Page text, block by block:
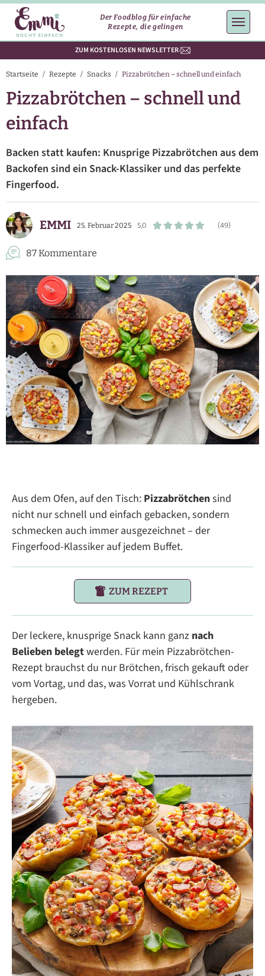
Der Foodblog für einfache
Rezepte, die gelingen
ZUM KOSTENLOSEN NEWSLETTER
Startseite / Rezepte / Snacks / Pizzabrötchen – schnell und einfach
Pizzabrötchen – schnell und
einfach
Backen statt kaufen: Knusprige Pizzabrötchen aus dem
Backofen sind ein Snack-Klassiker und das perfekte
Fingerfood.
EMMI 25. Februar 2025 5,0 (49)
87 Kommentare
Aus dem Ofen, auf den Tisch: Pizzabrötchensind
nicht nur schnell und einfach gebacken, sondern
schmecken auch immer ausgezeichnet – der
Fingerfood-Klassiker auf jedem Buffet.
ZUM REZEPT
Der leckere, knusprige Snack kann ganz nach
Belieben belegtwerden. Für mein Pizzabrötchen-
Rezept brauchst du nur Brötchen, frisch gekauft oder
vom Vortag, und das, was Vorrat und Kühlschrank
hergeben.